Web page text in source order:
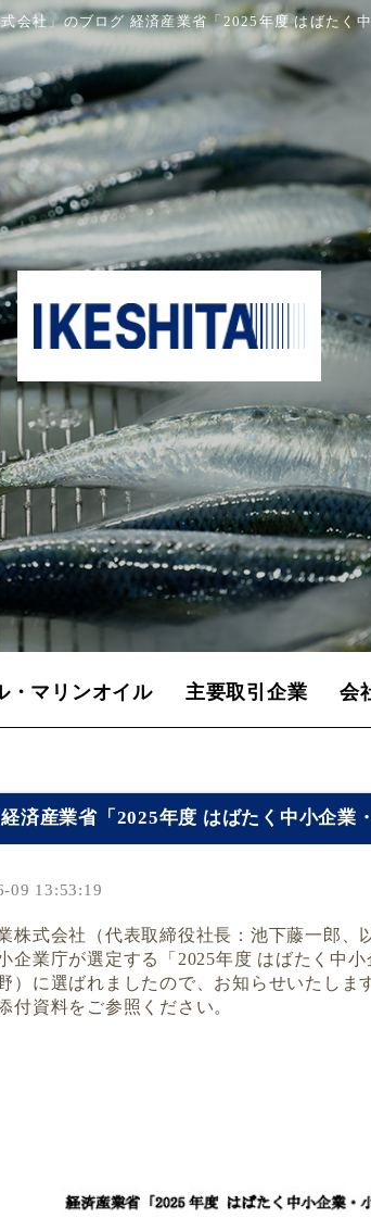
会社」のブログ 経済産業省「2025年度 はばたく
・マリンオイル 主要取引企業 会
経済産業省「2025年度 はばたく中小企業
09 13:53:19
株式会社（代表取締役社長：池下藤一郎、
企業庁が選定する「 2025年度 はばたく中
）に選ばれましたので、お知らせいたしま
付資料をご参照ください。